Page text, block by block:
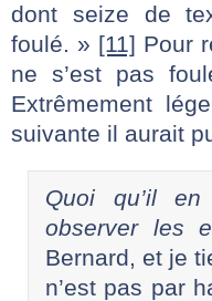
dont seize de
foulé. » [11] Pour
ne s’est pas
Extrêmement
suivante il aurait
Quoi qu’il
observer les
Bernard, et je
n’est pas par